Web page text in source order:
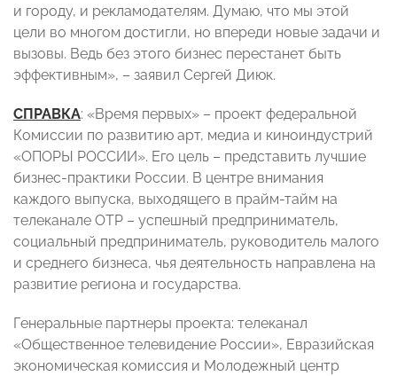
и городу, и рекламодателям. Думаю, что мы этой
цели во многом достигли, но впереди новые задачи и
вызовы. Ведь без этого бизнес перестанет быть
эффективным», – заявил Сергей Диюк.
СПРАВКА: «Время первых» – проект федеральной
Комиссии по развитию арт, медиа и киноиндустрий
«ОПОРЫ РОССИИ». Его цель – представить лучшие
бизнес-практики России. В центре внимания
каждого выпуска, выходящего в прайм-тайм на
телеканале ОТР – успешный предприниматель,
социальный предприниматель, руководитель малого
и среднего бизнеса, чья деятельность направлена на
развитие региона и государства.
Генеральные партнеры проекта: телеканал
«Общественное телевидение России», Евразийская
экономическая комиссия и Молодежный центр